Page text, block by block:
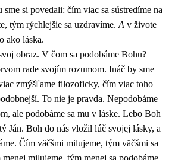
si povedali: čím viac sa sústredíme na
tým rýchlejšie sa uzdravíme. A v živote
ako láska.
obraz. V čom sa podobáme Bohu?
rade svojím rozumom. Ináč by sme
zmýšľame filozoficky, čím viac toho
To nie je pravda. Nepodobáme
ale podobáme sa mu v láske. Lebo Boh
Ján. Boh do nás vložil lúč svojej lásky, a
Čím väčšmi milujeme, tým väčšmi sa
milujeme, tým menej sa podobáme